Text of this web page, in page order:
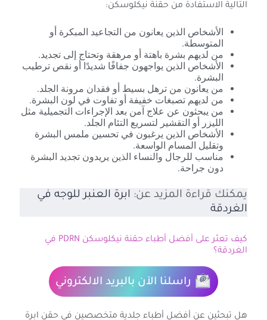
التالية الاستفادة من حقنة نيكلوسكن:
الأشخاص الذين يعانون من التجاعيد المبكرة أو
المتوسطة.
من لديهم بشرة باهتة أو مرهقة وتحتاج إلى تجديد.
الأشخاص الذين يواجهون جفافًا شديدًا أو نقص ترطيب
البشرة.
من يعانون من ترهل بسيط أو فقدان مرونة الجلد.
من لديهم تصبغات خفيفة أو تفاوت في لون البشرة.
من يبحثون عن علاج آمن بعد الإجراءات التجميلية مثل
الليزر أو التقشير لتسريع التئام الجلد.
الأشخاص الذين يرغبون في تحسين ملمس البشرة
وتقليل المسام الواسعة.
مناسب للرجال والنساء الذين يريدون تجديد البشرة
دون جراحة.
يمكنك قراءة المزيد عن: ابرة العنبر للوجه في
الغردقة
كيف تعثر على أفضل أطباء حقنة نيكلوسكن PDRN في
الغردقة؟
راسلنا الآن بالبريد الالكتروني
هل تبحثين عن أفضل أطباء جلدية متخصصين في حقن ابرة